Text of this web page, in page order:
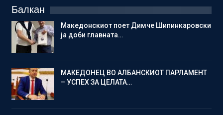
Балкан
Македонскиот поет Димче Шипинкаровски
ја доби главната…
МАКЕДОНЕЦ ВО АЛБАНСКИОТ ПАРЛАМЕНТ
– УСПЕХ ЗА ЦЕЛАТА…